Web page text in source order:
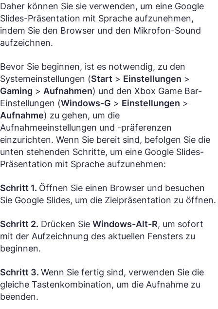
Daher können Sie sie verwenden, um eine Google
Slides-Präsentation mit Sprache aufzunehmen,
indem Sie den Browser und den Mikrofon-Sound
aufzeichnen.
Bevor Sie beginnen, ist es notwendig, zu den
Systemeinstellungen (Start > Einstellungen >
Gaming > Aufnahmen) und den Xbox Game Bar-
Einstellungen (Windows-G > Einstellungen >
Aufnahme) zu gehen, um die
Aufnahmeeinstellungen und -präferenzen
einzurichten. Wenn Sie bereit sind, befolgen Sie die
unten stehenden Schritte, um eine Google Slides-
Präsentation mit Sprache aufzunehmen:
Schritt 1. Öffnen Sie einen Browser und besuchen
Sie Google Slides, um die Zielpräsentation zu öffnen.
Schritt 2. Drücken Sie Windows-Alt-R, um sofort
mit der Aufzeichnung des aktuellen Fensters zu
beginnen.
Schritt 3. Wenn Sie fertig sind, verwenden Sie die
gleiche Tastenkombination, um die Aufnahme zu
beenden.